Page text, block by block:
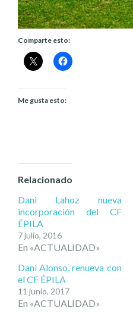
Comparte esto:
Me gusta esto:
Relacionado
Dani Lahoz nueva
incorporación del CF
ÉPILA
7 julio, 2016
En «ACTUALIDAD»
Dani Alonso, renueva con
el CF ÉPILA
11 junio, 2017
En «ACTUALIDAD»